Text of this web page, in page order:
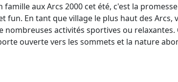
famille aux Arcs 2000 cet été, c'est la
fun. En tant que village le plus haut des Arcs,
nombreuses activités sportives ou relaxantes.
ouverte vers les sommets et la nature